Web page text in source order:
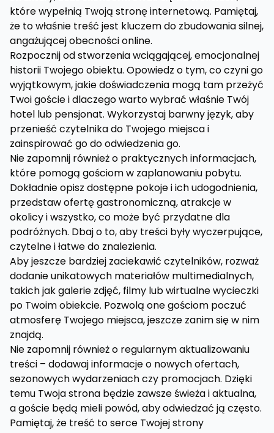
które wypełnią Twoją stronę internetową. Pamiętaj,
że to właśnie treść jest kluczem do zbudowania silnej,
angażującej obecności online.
Rozpocznij od stworzenia wciągającej, emocjonalnej
historii Twojego obiektu. Opowiedz o tym, co czyni go
wyjątkowym, jakie doświadczenia mogą tam przeżyć
Twoi goście i dlaczego warto wybrać właśnie Twój
hotel lub pensjonat. Wykorzystaj barwny język, aby
przenieść czytelnika do Twojego miejsca i
zainspirować go do odwiedzenia go.
Nie zapomnij również o praktycznych informacjach,
które pomogą gościom w zaplanowaniu pobytu.
Dokładnie opisz dostępne pokoje i ich udogodnienia,
przedstaw ofertę gastronomiczną, atrakcje w
okolicy i wszystko, co może być przydatne dla
podróżnych. Dbaj o to, aby treści były wyczerpujące,
czytelne i łatwe do znalezienia.
Aby jeszcze bardziej zaciekawić czytelników, rozważ
dodanie unikatowych materiałów multimedialnych,
takich jak galerie zdjęć, filmy lub wirtualne wycieczki
po Twoim obiekcie. Pozwolą one gościom poczuć
atmosferę Twojego miejsca, jeszcze zanim się w nim
znajdą.
Nie zapomnij również o regularnym aktualizowaniu
treści – dodawaj informacje o nowych ofertach,
sezonowych wydarzeniach czy promocjach. Dzięki
temu Twoja strona będzie zawsze świeża i aktualna,
a goście będą mieli powód, aby odwiedzać ją często.
Pamiętaj, że treść to serce Twojej strony